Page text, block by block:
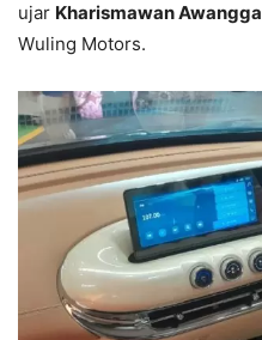
ujar Kharismawan Awangga
Wuling Motors.